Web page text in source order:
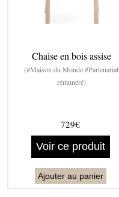
Chaise en bois assise
(#Maison du Monde #Partenariat
rémunéré)
729€
Voir ce produit
Ajouter au panier